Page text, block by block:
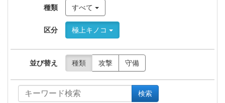
種類 すべて
区分 極上キノコ
並び替え 種類 攻撃 守備
検索